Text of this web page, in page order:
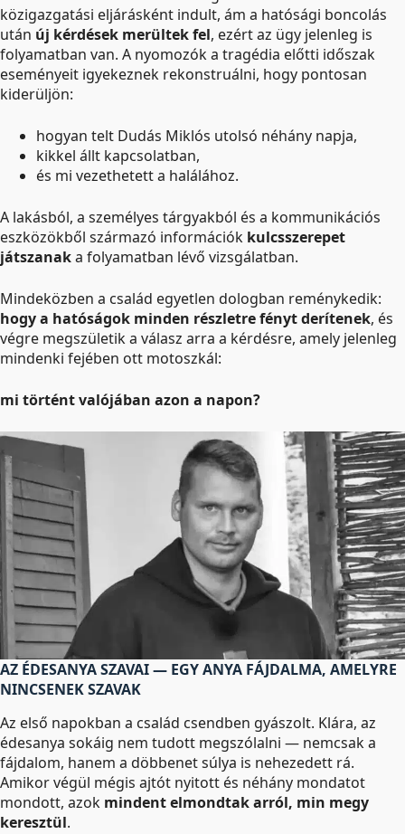
közigazgatási eljárásként indult, ám a hatósági boncolás
után új kérdések merültek fel, ezért az ügy jelenleg is
folyamatban van. A nyomozók a tragédia előtti időszak
eseményeit igyekeznek rekonstruálni, hogy pontosan
kiderüljön:
hogyan telt Dudás Miklós utolsó néhány napja,
kikkel állt kapcsolatban,
és mi vezethetett a halálához.
A lakásból, a személyes tárgyakból és a kommunikációs
eszközökből származó információk kulcsszerepet
játszanaka folyamatban lévő vizsgálatban.
Mindeközben a család egyetlen dologban reménykedik:
hogy a hatóságok minden részletre fényt derítenek, és
végre megszületik a válasz arra a kérdésre, amely jelenleg
mindenki fejében ott motoszkál:
mi történt valójában azon a napon?
AZ ÉDESANYA SZAVAI — EGY ANYA FÁJDALMA, AMELYRE
NINCSENEK SZAVAK
Az első napokban a család csendben gyászolt. Klára, az
édesanya sokáig nem tudott megszólalni — nemcsak a
fájdalom, hanem a döbbenet súlya is nehezedett rá.
Amikor végül mégis ajtót nyitott és néhány mondatot
mondott, azok mindent elmondtak arról, min megy
keresztül.